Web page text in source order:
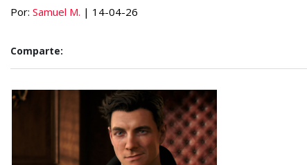
Por: Samuel M. | 14-04-26
Comparte: